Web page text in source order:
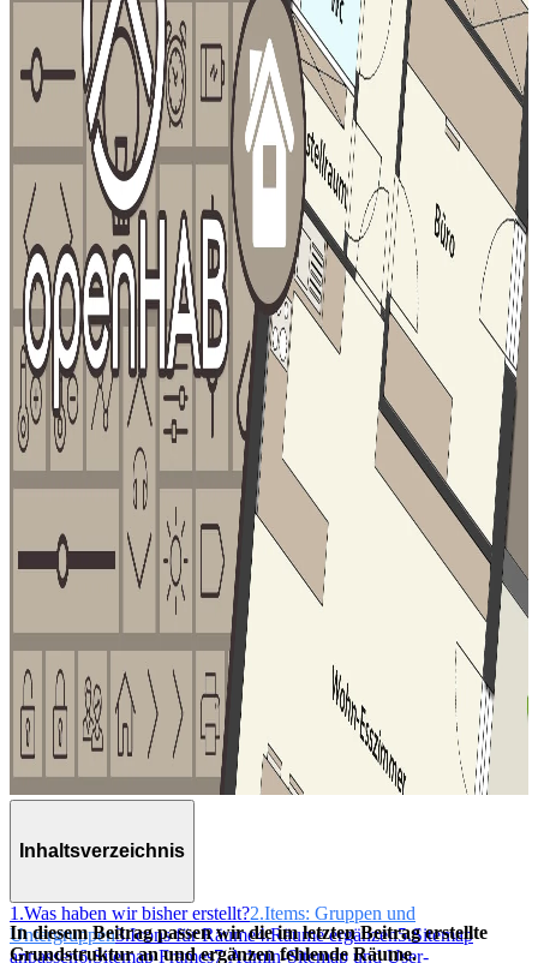
Inhaltsverzeichnis
1.Was haben wir bisher erstellt?2.Items: Gruppen und
Untergruppen3.Icons für Räume4.Räume ergänzen5.Sitemap
anpassen6.Sitemap Frames7.Admin-Sitemap und User-
In diesem Beitrag passen wir die im letzten Beitrag erstellte
Grundstruktur an und ergänzen fehlende Räume.